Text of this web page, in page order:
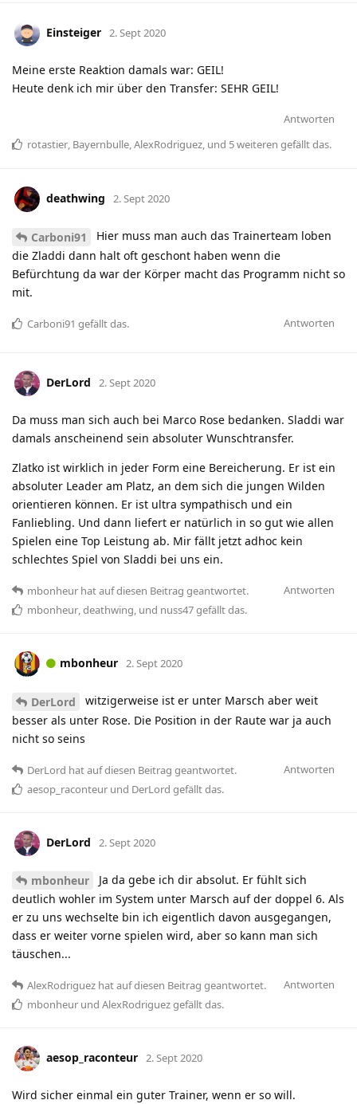
Einsteiger 2. Sept 2020
Meine erste Reaktion damals war: GEIL!
Heute denk ich mir über den Transfer: SEHR GEIL!
Antworten
rotastier, Bayernbulle,AlexRodriguez, und 5weiteren gefällt das.
deathwing 2. Sept 2020
Carboni91
Hier muss man auch das Trainerteam loben
die Zladdi dann halt oft geschont haben wenn die
Befürchtung da war der Körper macht das Programm nicht so
mit.
Antworten
Carboni91 gefällt das.
DerLord 2. Sept 2020
Da muss man sich auch bei Marco Rose bedanken. Sladdi war
damals anscheinend sein absoluter Wunschtransfer.
Zlatko ist wirklich in jeder Form eine Bereicherung. Er ist ein
absoluter Leader am Platz, an dem sich die jungen Wilden
orientieren können. Er ist ultra sympathisch und ein
Fanliebling. Und dann liefert er natürlich in so gut wie allen
Spielen eine Top Leistung ab. Mir fällt jetzt adhoc kein
schlechtes Spiel von Sladdi bei uns ein.
Antworten
mbonheur hatauf diesen Beitrag geantwortet.
mbonheur,deathwing, und nuss47gefällt das.
mbonheur 2. Sept 2020
DerLord
witzigerweise ist er unter Marsch aber weit
besser als unter Rose. Die Position in der Raute war ja auch
nicht so seins
Antworten
DerLord hatauf diesen Beitrag geantwortet.
aesop_raconteur und DerLord gefällt das.
DerLord 2. Sept 2020
mbonheur
Ja da gebe ich dir absolut. Er fühlt sich
deutlich wohler im System unter Marsch auf der doppel 6. Als
er zu uns wechselte bin ich eigentlich davon ausgegangen,
dass er weiter vorne spielen wird, aber so kann man sich
täuschen...
Antworten
AlexRodriguez hatauf diesen Beitrag geantwortet.
mbonheur und AlexRodriguezgefällt das.
aesop_raconteur 2. Sept 2020
Wird sicher einmal ein guter Trainer, wenn er so will.